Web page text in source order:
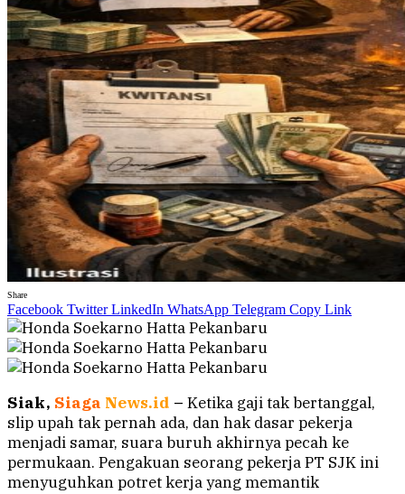
Share
Facebook Twitter LinkedIn WhatsApp Telegram Copy Link
Siak, Siaga News.id – Ketika gaji tak bertanggal,
slip upah tak pernah ada, dan hak dasar pekerja
menjadi samar, suara buruh akhirnya pecah ke
permukaan. Pengakuan seorang pekerja PT SJK ini
menyuguhkan potret kerja yang memantik